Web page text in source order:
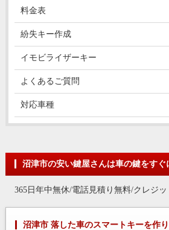
沼津市の安い鍵屋さんは車の鍵をす
365日年中無休/電話見積り無料/クレジ
沼津市 落した車のスマートキーを作
料金表
紛失キー作成
イモビライザーキー
よくあるご質問
対応車種